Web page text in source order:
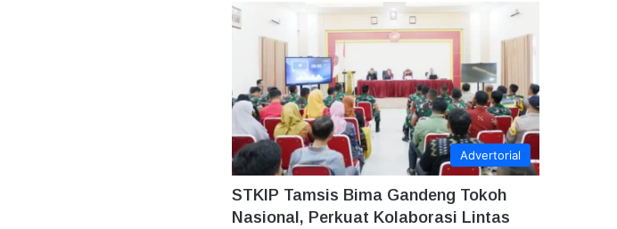
Advertorial
STKIP Tamsis Bima Gandeng Tokoh
Nasional, Perkuat Kolaborasi Lintas